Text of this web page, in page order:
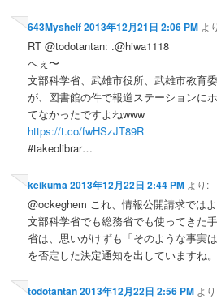
643Myshelf2013年12月21日 2:06 PM よ
RT @todotantan: .@hiwa1118
へぇ〜
文部科学省、武雄市役所、武雄市教育
が、図書館の件で報道ステーションに
てなかったですよねwww
https://t.co/fwHSzJT89R
#takeolibrar…
keikuma2013年12月22日 2:44 PM より:
@ockeghem これ、情報公開請求では
文部科学省でも総務省でも使ってきた
省は、思いがけずも「そのような事実
を否定した決定通知を出していますね。
todotantan2013年12月22日 2:56 PM よ